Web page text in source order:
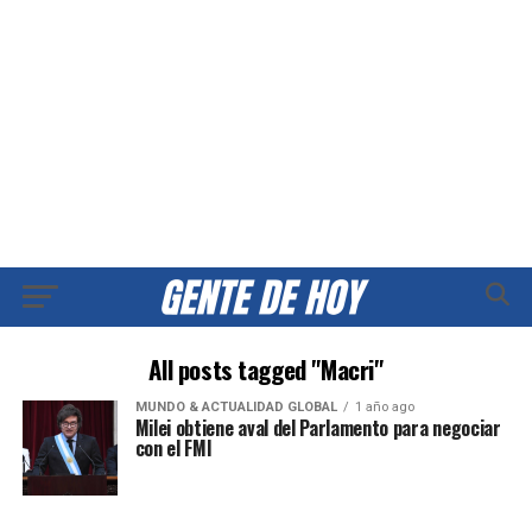
All posts tagged "Macri"
MUNDO & ACTUALIDAD GLOBAL 1 año ago
Milei obtiene aval del Parlamento para negociar
con el FMI